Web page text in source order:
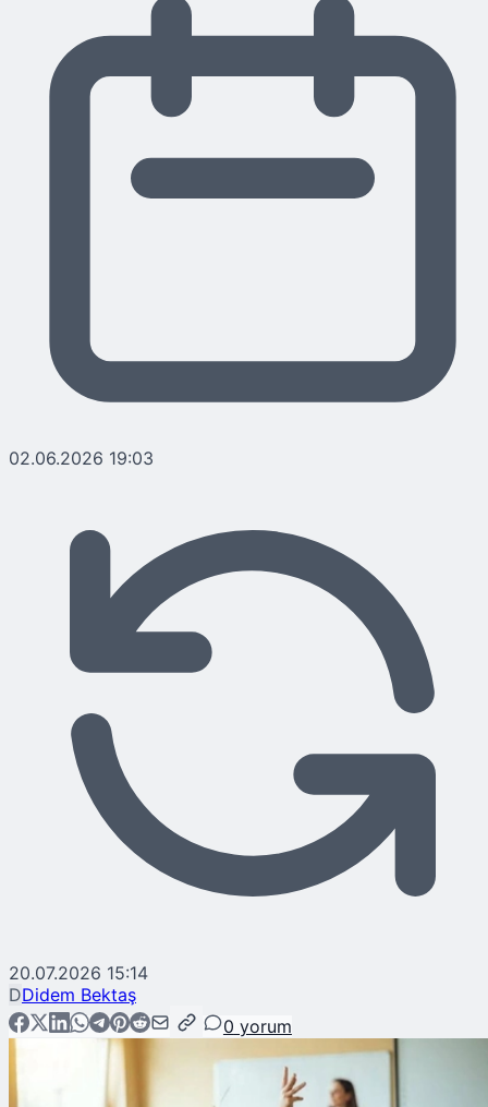
02.06.2026 19:03
20.07.2026 15:14
DDidem Bektaş
0 yorum